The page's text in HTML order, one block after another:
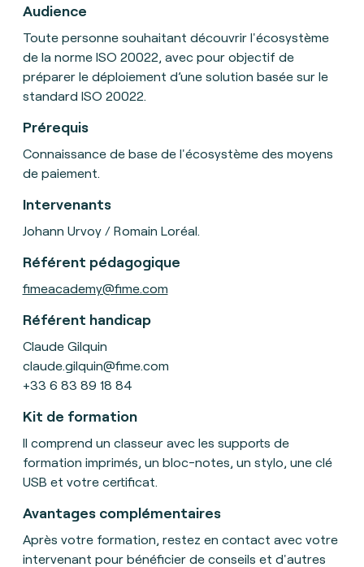
Audience
Toute personne souhaitant découvrir l'écosystème
de la norme ISO 20022, avec pour objectif de
préparer le déploiement d’une solution basée sur le
standard ISO 20022.
Prérequis
Connaissance de base de l'écosystème des moyens
de paiement.
Intervenants
Johann Urvoy / Romain Loréal.
Référent pédagogique
fimeacademy@fime.com
Référent handicap
Claude Gilquin
claude.gilquin@fime.com
+33 6 83 89 18 84
Kit de formation
Il comprend un classeur avec les supports de
formation imprimés, un bloc-notes, un stylo, une clé
USB et votre certificat.
Avantages complémentaires
Après votre formation, restez en contact avec votre
intervenant pour bénéficier de conseils et d'autres